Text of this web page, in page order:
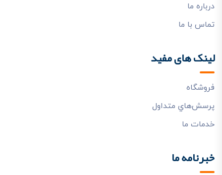
درباره ما
تماس با ما
لینک های مفید
فروشگاه
پرسش‌هاي متداول
خدمات ما
خبرنامه ما